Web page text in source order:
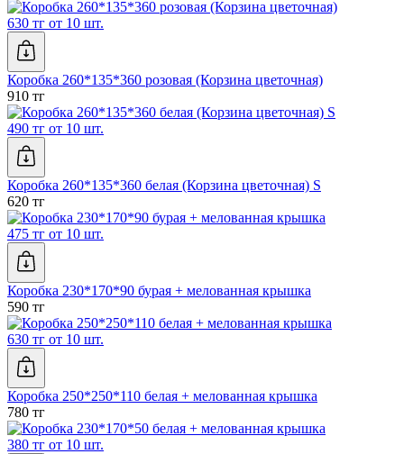
630 тг от 10 шт.
Коробка 260*135*360 розовая (Корзина цветочная)
910 тг
490 тг от 10 шт.
Коробка 260*135*360 белая (Корзина цветочная) S
620 тг
475 тг от 10 шт.
Коробка 230*170*90 бурая + мелованная крышка
590 тг
630 тг от 10 шт.
Коробка 250*250*110 белая + мелованная крышка
780 тг
380 тг от 10 шт.